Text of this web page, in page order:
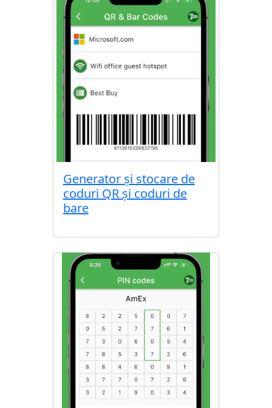
Generator și stocare de
coduri QR și coduri de
bare